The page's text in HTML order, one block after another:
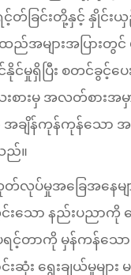
ရင့်တ်ခြင်းတို့နှင့် နှိုင်း
အများအပြားတွင်
မှုရှိပြီး စတင်ခွင့်ပေး
းစားမှ အလတ်စားအ
အချိန်ကုန်ကုန်သော အ
ည်။
ပ်မှုအခြေအနေမျာ
းသော နည်းပညာကို
ရင့်တာကို မှန်ကန်သေ
းဆုံး ရွေးချယ်မှုမျာ